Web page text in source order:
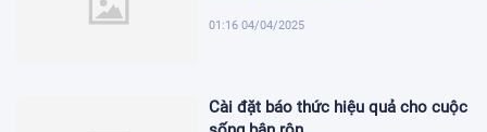
01:16 04/04/2025
Cài đặt báo thức hiệu quả cho cuộc